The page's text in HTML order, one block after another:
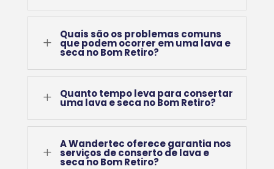
L
Quais são os problemas comuns
que podem ocorrer em uma lava e
seca no Bom Retiro?
L Quanto tempo leva para consertar
uma lava e seca no Bom Retiro?
L
A Wandertec oferece garantia nos
serviços de conserto de lava e
seca no Bom Retiro?